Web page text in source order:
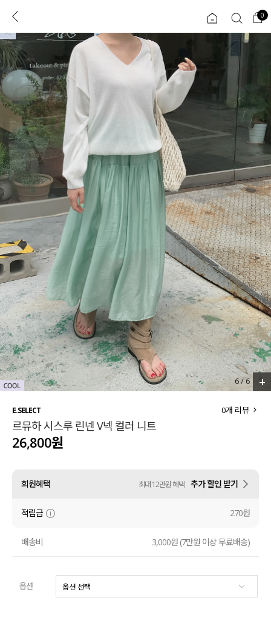
로그인 0
TW
JP
콘텐츠 리뷰 & 혜택 플러스핏 회원혜택
CATEGORY COMMUNITY
도착보장⚡
인플루언서 pick!
베스트
MADE
세트할인 ~30%
하객룩
살안타템
110사이즈
티셔츠
셔츠
원피스
니트
ALL
익스클루시브
아우터
블라우스
원피스
팬츠
스커트
언더웨어
0
6/6 +
E.SELECT
르뮤하 시스루 린넨 V넥 컬러 니트
0개 리뷰
26,800원
회원혜택 최대 12만원 혜택 추가 할인 받기
적립금 270원
배송비 3,000원 (7만원 이상 무료배송)
옵션